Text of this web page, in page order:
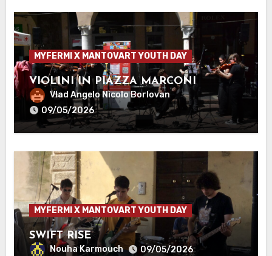
MYFERMI X MANTOVART YOUTH DAY
VIOLINI IN PIAZZA MARCONI
Vlad Angelo Nicolo Borlovan
09/05/2026
MYFERMI X MANTOVART YOUTH DAY
SWIFT RISE
Nouha Karmouch 09/05/2026